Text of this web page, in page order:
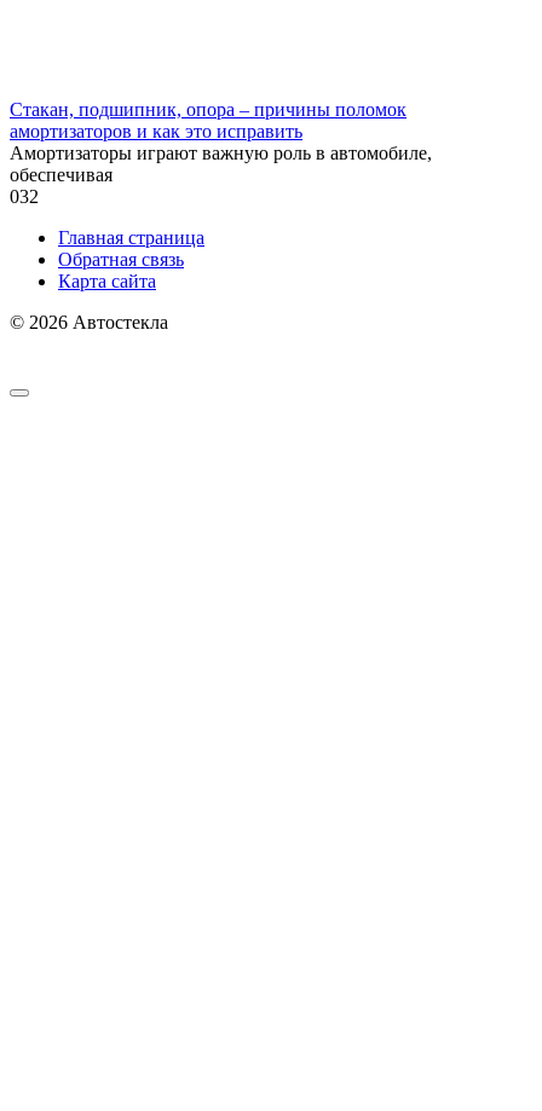
Стакан, подшипник, опора – причины поломок
амортизаторов и как это исправить
Амортизаторы играют важную роль в автомобиле,
обеспечивая
032
Главная страница
Обратная связь
Карта сайта
© 2026 Автостекла